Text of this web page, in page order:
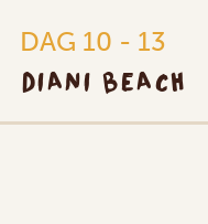
DAG 10 - 13
DIANI BEACH